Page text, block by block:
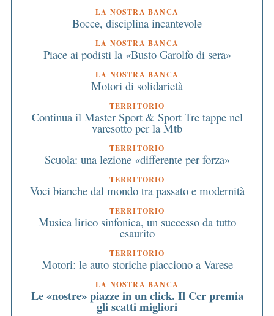
LA NOSTRA BANCA
Bocce, disciplina incantevole
LA NOSTRA BANCA
Piace ai podisti la «Busto Garolfo di sera»
LA NOSTRA BANCA
Motori di solidarietà
TERRITORIO
Continua il Master Sport & Sport Tre tappe nel
varesotto per la Mtb
TERRITORIO
Scuola: una lezione «differente per forza»
TERRITORIO
Voci bianche dal mondo tra passato e modernità
TERRITORIO
Musica lirico sinfonica, un successo da tutto
esaurito
TERRITORIO
Motori: le auto storiche piacciono a Varese
LA NOSTRA BANCA
Le «nostre» piazze in un click. Il Ccr premia
gli scatti migliori